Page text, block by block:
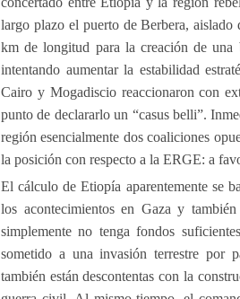
largo plazo el puerto de Berbera,
km de longitud para la creación de una
intentando aumentar la estabilidad
Cairo y Mogadiscio reaccionaron con
punto de declararlo un “casus belli”.
región esencialmente dos coaliciones
la posición con respecto a la ERGE: a
El cálculo de Etiopía aparentemente se
los acontecimientos en Gaza y
simplemente no tenga fondos
sometido a una invasión terrestre por
también están descontentas con la